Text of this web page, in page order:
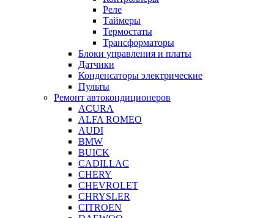
Реле
Таймеры
Термостаты
Трансформаторы
Блоки управления и платы
Датчики
Конденсаторы электрические
Пульты
Ремонт автокондиционеров
ACURA
ALFA ROMEO
AUDI
BMW
BUICK
CADILLAC
CHERY
CHEVROLET
CHRYSLER
CITROEN